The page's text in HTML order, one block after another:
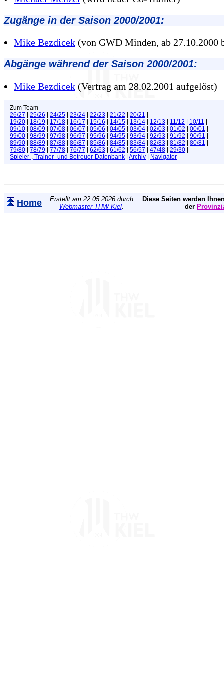
Zugänge in der Saison 2000/2001:
Mike Bezdicek (von GWD Minden, ab 27.10.2000
Abgänge während der Saison 2000/2001:
Mike Bezdicek (Vertrag am 28.02.2001 aufgelöst)
Zum Team
26/27 | 25/26 | 24/25 | 23/24 | 22/23 | 21/22 | 20/21 |
19/20 | 18/19 | 17/18 | 16/17 | 15/16 | 14/15 | 13/14 | 12/13 | 11/12 | 10/11 |
09/10 | 08/09 | 07/08 | 06/07 | 05/06 | 04/05 | 03/04 | 02/03 | 01/02 | 00/01 |
99/00 | 98/99 | 97/98 | 96/97 | 95/96 | 94/95 | 93/94 | 92/93 | 91/92 | 90/91 |
89/90 | 88/89 | 87/88 | 86/87 | 85/86 | 84/85 | 83/84 | 82/83 | 81/82 | 80/81 |
79/80 | 78/79 | 77/78 | 76/77 | 62/63 | 61/62 | 56/57 | 47/48 | 29/30 |
Spieler-, Trainer- und Betreuer-Datenbank | Archiv | Navigator
Home
Erstellt am 22.05.2026 durch
Webmaster THW Kiel.
Diese Seiten werden
der